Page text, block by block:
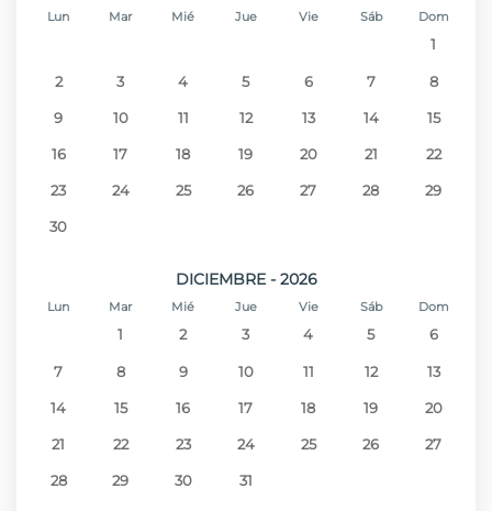
Lun Mar Mié Jue Vie Sáb Dom
1
2 3 4 5 6 7 8
9 10 11 12 13 14 15
16 17 18 19 20 21 22
23 24 25 26 27 28 29
30
DICIEMBRE - 2026
Lun Mar Mié Jue Vie Sáb Dom
1 2 3 4 5 6
7 8 9 10 11 12 13
14 15 16 17 18 19 20
21 22 23 24 25 26 27
28 29 30 31